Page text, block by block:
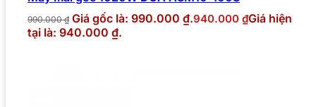
990.000₫ Giá gốc là: 990.000 ₫.940.000 ₫Giá hiện
tại là: 940.000 ₫.